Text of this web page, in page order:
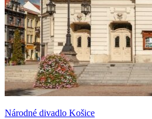
Národné divadlo Košice